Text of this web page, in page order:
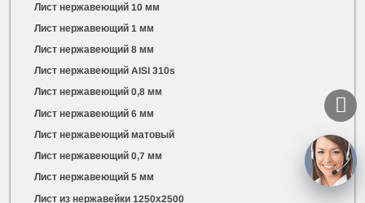
Лист нержавеющий 10 мм
Лист нержавеющий 1 мм
Лист нержавеющий 8 мм
Лист нержавеющий AISI 310s
Лист нержавеющий 0,8 мм
Лист нержавеющий 6 мм
Лист нержавеющий матовый
Лист нержавеющий 0,7 мм
Лист нержавеющий 5 мм
Лист из нержавейки 1250х2500